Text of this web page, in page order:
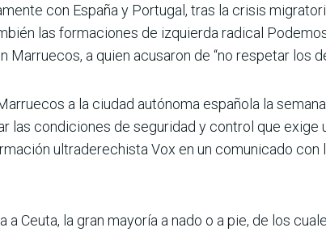
con España y Portugal, tras la crisis
las formaciones de izquierda radical
Marruecos, a quien acusaron de “no respetar los
a la ciudad autónoma española la
las condiciones de seguridad y control que exige
ultraderechista Vox en un comunicado
Ceuta, la gran mayoría a nado o a pie, de los